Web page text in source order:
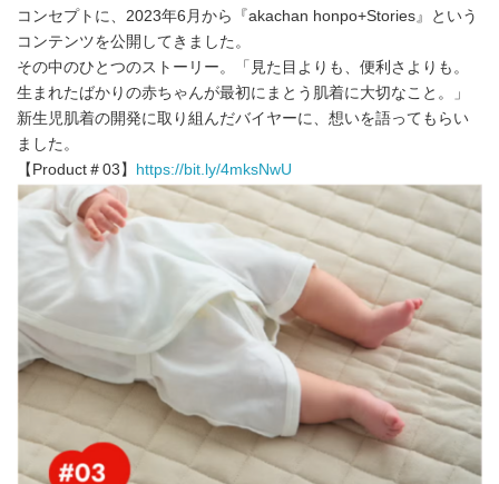
コンセプトに、2023年6月から『akachan honpo+Stories』という
コンテンツを公開してきました。
その中のひとつのストーリー。「見た目よりも、便利さよりも。
生まれたばかりの赤ちゃんが最初にまとう肌着に大切なこと。」
新生児肌着の開発に取り組んだバイヤーに、想いを語ってもらい
ました。
【Product＃03】
https://bit.ly/4mksNwU